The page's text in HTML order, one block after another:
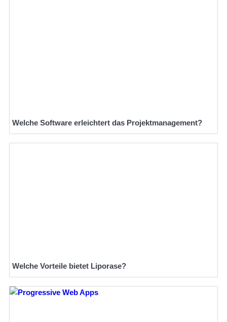
Welche Software erleichtert das Projektmanagement?
Welche Vorteile bietet Liporase?